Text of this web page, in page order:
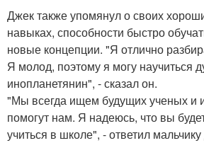
Джек также упомянул о своих
навыках, способности быстро
новые концепции. "Я отлично
Я молод, поэтому я могу научиться
инопланетянин", - сказал он.
"Мы всегда ищем будущих ученых и
помогут нам. Я надеюсь, что вы
учиться в школе", - ответил